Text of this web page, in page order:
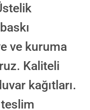
düzenlenmiş son hali
GEÇILECEK
ve kuruma
Kaliteli
kağıtları.